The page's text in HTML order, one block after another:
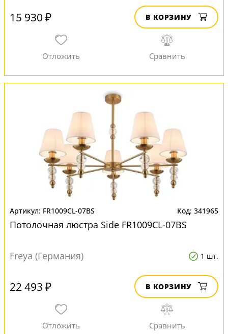
15 930 ₽ В КОРЗИНУ
FR1009CL-07BS 341965
Потолочная люстра Side FR1009CL-07BS
Freya (Германия) 1 шт.
22 493 ₽ В КОРЗИНУ